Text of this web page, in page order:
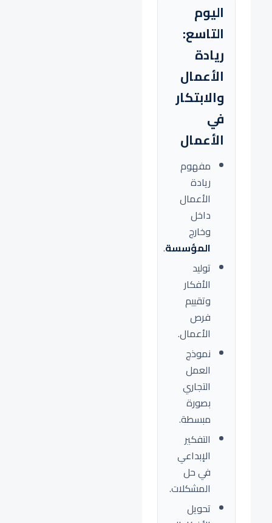
اليوم
التاسع:
ريادة
الأعمال
والابتكار
في
الأعمال
مفهوم
ريادة
الأعمال
داخل
وخارج
المؤسسة.
توليد
الأفكار
وتقييم
فرص
الأعمال.
نموذج
العمل
التجاري
بصورة
مبسطة.
التفكير
الإبداعي
في حل
المشكلات.
تحويل